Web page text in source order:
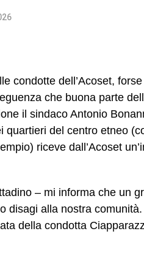
condotte dell’Acoset,
che buona parte
il sindaco Antonio
quartieri del centro etneo
riceve dall’Acoset
– mi informa che un
disagi alla nostra
della condotta